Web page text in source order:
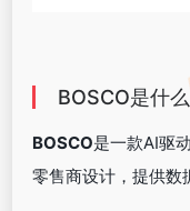
BOSCO是什么
BOSCO是一款AI驱
零售商设计，提供数